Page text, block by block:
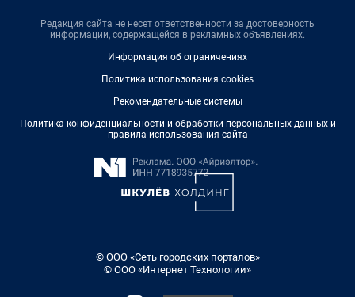
Редакция сайта не несет ответственности за достоверность
информации, содержащейся в рекламных объявлениях.
Информация об ограничениях
Политика использования cookies
Рекомендательные системы
Политика конфиденциальности и обработки персональных данных и
правила использования сайта
© ООО «Сеть городских порталов»
© ООО «Интернет Технологии»